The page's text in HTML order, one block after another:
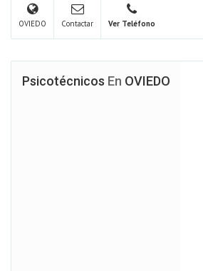
OVIEDO Contactar Ver Teléfono
Psicotécnicos En OVIEDO